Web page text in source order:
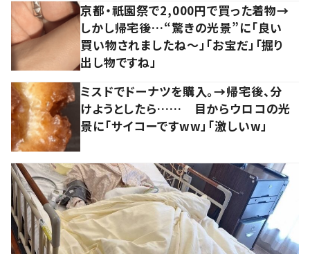
京都・祇園祭で2,000円で買った着物→
しかし帰宅後…“驚きの光景”に「良い
買い物されましたね～」「お宝だ」「掘り
出し物ですね」
ミスドでドーナツを購入。→帰宅後、分
けようとしたら…… 目からウロコの光
景に「サイコーですww」「激しいw」